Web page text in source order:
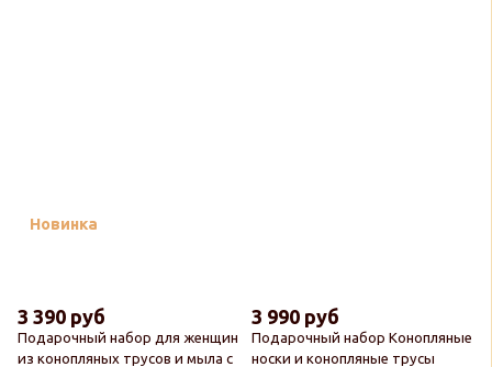
Новинка
Подарочный набор для женщин
из конопляных трусов и мыла с
3 390 руб
Подарочный набор Конопляные
носки и конопляные трусы
3 990 руб